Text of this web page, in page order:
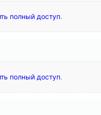
полный доступ.
полный доступ.